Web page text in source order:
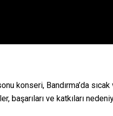
konseri, Bandırma’da
başarıları ve katkıları